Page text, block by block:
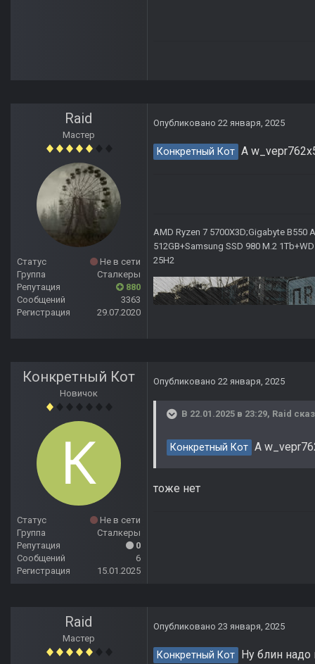
Raid
Мастер
Статус
Не в сети
Группа
Сталкеры
Репутация
880
Сообщений
3363
Регистрация
29.07.2020
Опубликовано 22 января, 2025
Конкретный Кот А
AMD Ryzen 7 5700X3D;Gigabyte B550
512GB+Samsung SSD 980 M.2
25H2
Конкретный Кот
Новичок
Статус
Не в сети
Группа
Сталкеры
Репутация
0
Сообщений
6
Регистрация
15.01.2025
Опубликовано 22 января, 2025
В 22.01.2025 в 23:29, Raid
Конкретный Кот А
тоже нет
Raid
Мастер
Опубликовано 23 января, 2025
Конкретный Кот Ну блин